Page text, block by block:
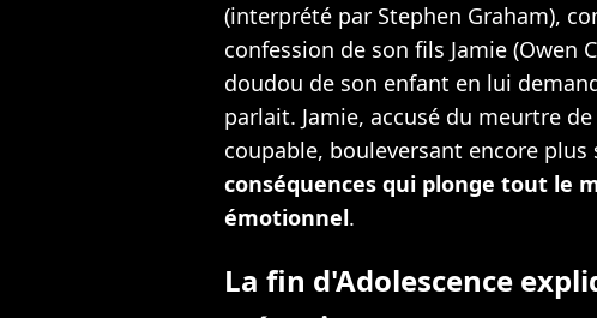
(interprété par Stephen Graham),
confession de son fils Jamie (Owen
doudou de son enfant en lui
parlait. Jamie, accusé du meurtre
coupable, bouleversant encore plus
conséquences qui plonge tout le
émotionnel.
La fin d'Adolescence